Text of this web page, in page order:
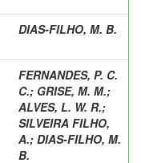
DIAS-FILHO, M. B.
FERNANDES, P. C.
C.; GRISE, M. M.;
ALVES, L. W. R.;
SILVEIRA FILHO,
A.; DIAS-FILHO, M.
B.